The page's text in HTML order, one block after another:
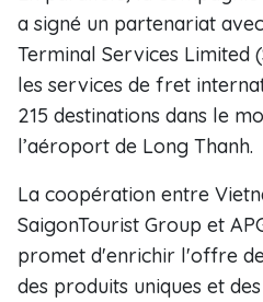
a signé un partenariat
Terminal Services Limited
les services de fret
215 destinations dans le
l’aéroport de Long Thanh.
La coopération entre
SaigonTourist Group et
promet d'enrichir l'offre
des produits uniques et